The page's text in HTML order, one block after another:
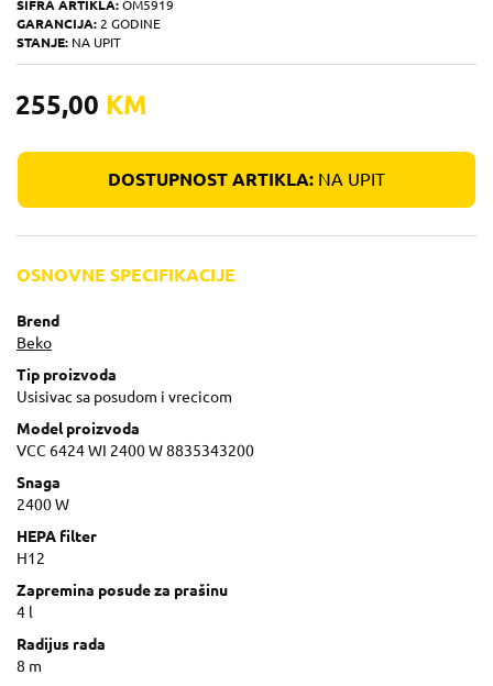
ŠIFRA ARTIKLA: OM5919
GARANCIJA: 2 GODINE
STANJE: NA UPIT
255,00 KM
DOSTUPNOST ARTIKLA: NA UPIT
OSNOVNE SPECIFIKACIJE
Brend
Beko
Tip proizvoda
Usisivac sa posudom i vrecicom
Model proizvoda
VCC 6424 WI 2400 W 8835343200
Snaga
2400 W
HEPA filter
H12
Zapremina posude za prašinu
4 l
Radijus rada
8 m